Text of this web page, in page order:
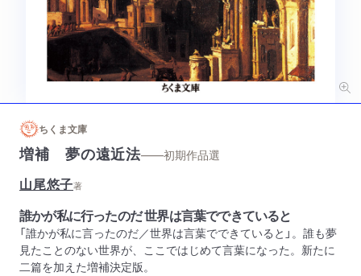
ちくま文庫
増補 夢の遠近法——初期作品選
山尾悠子著
誰かが私に行ったのだ 世界は言葉でできていると
「誰かが私に言ったのだ／世界は言葉でできていると」。誰も夢
見たことのない世界が、ここではじめて言葉になった。新たに
二篇を加えた増補決定版。